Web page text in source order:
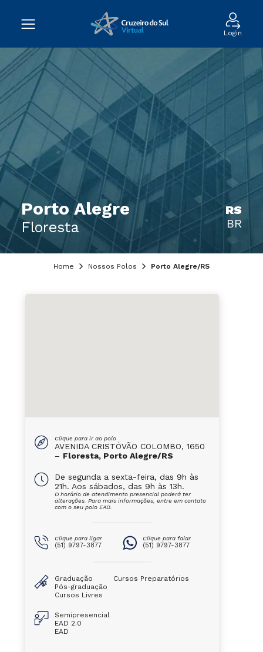
Login
Porto Alegre
Floresta
RS
BR
Home Nossos Polos Porto Alegre/RS
Clique para ir ao polo
AVENIDA CRISTÓVÃO COLOMBO, 1650
– Floresta, Porto Alegre/RS
De segunda a sexta-feira, das 9h às
21h. Aos sábados, das 9h às 13h.
O horário de atendimento presencial poderá ter
alterações. Para mais informações, entre em contato
com o seu polo EAD.
Clique para ligar
(51) 9797-3877
Clique para falar
(51) 9797-3877
Graduação
Pós-graduação
Cursos Livres
Cursos Preparatórios
Semipresencial
EAD 2.0
EAD